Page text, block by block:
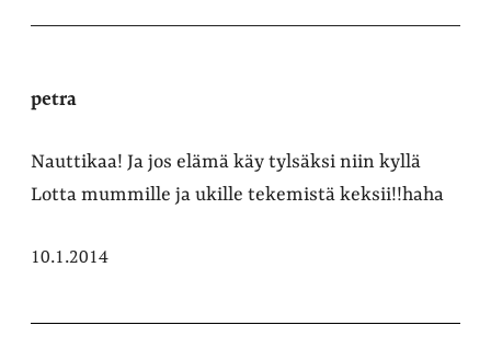
petra
Nauttikaa! Ja jos elämä käy tylsäksi niin kyllä
Lotta mummille ja ukille tekemistä keksii!!haha
10.1.2014